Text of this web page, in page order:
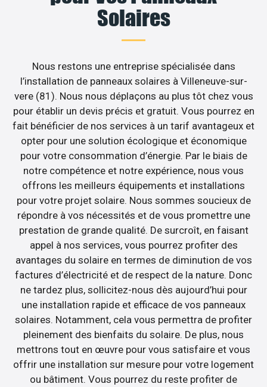
Solaires
Nous restons une entreprise spécialisée dans
l’installation de panneaux solaires à Villeneuve-sur-
vere (81). Nous nous déplaçons au plus tôt chez vous
pour établir un devis précis et gratuit. Vous pourrez en
fait bénéficier de nos services à un tarif avantageux et
opter pour une solution écologique et économique
pour votre consommation d’énergie. Par le biais de
notre compétence et notre expérience, nous vous
offrons les meilleurs équipements et installations
pour votre projet solaire. Nous sommes soucieux de
répondre à vos nécessités et de vous promettre une
prestation de grande qualité. De surcroît, en faisant
appel à nos services, vous pourrez profiter des
avantages du solaire en termes de diminution de vos
factures d’électricité et de respect de la nature. Donc
ne tardez plus, sollicitez-nous dès aujourd’hui pour
une installation rapide et efficace de vos panneaux
solaires. Notamment, cela vous permettra de profiter
pleinement des bienfaits du solaire. De plus, nous
mettrons tout en œuvre pour vous satisfaire et vous
offrir une installation sur mesure pour votre logement
ou bâtiment. Vous pourrez du reste profiter de